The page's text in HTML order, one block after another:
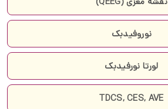
نوروفیدبک
لورتا نورفیدبک
TDCS, CES, AVE